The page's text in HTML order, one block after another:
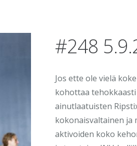
#248
Jos ette ole vielä
kohottaa
ainutlaatuisten
kokonaisvaltainen ja
aktivoiden koko